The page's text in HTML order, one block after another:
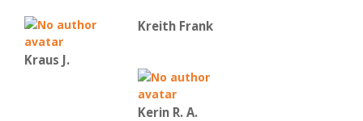
Kraus J.
Kreith Frank
Kerin R. A.